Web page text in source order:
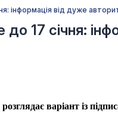
інформація від дуже
17 січня:
варіант із